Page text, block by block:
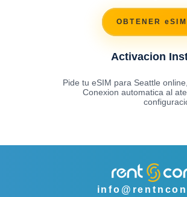
OBTENER
Activacion
Pide tu eSIM para Seattle
Conexion automatica al